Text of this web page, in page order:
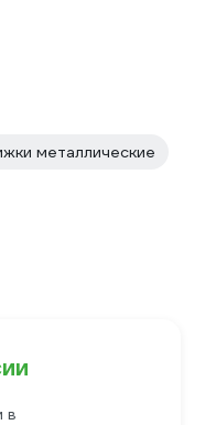
металлические
в